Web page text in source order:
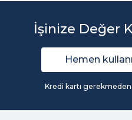
İşinize Değer
Hemen
Kredi kartı